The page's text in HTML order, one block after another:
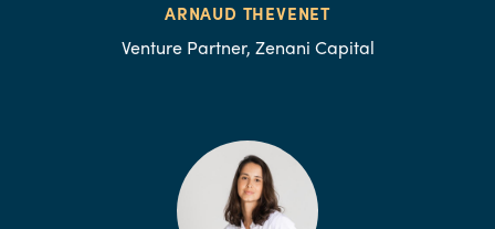
ARNAUD THEVENET
Venture Partner, Zenani Capital